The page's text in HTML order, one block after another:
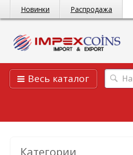
Новинки Распродажа
Весь каталог
Категории